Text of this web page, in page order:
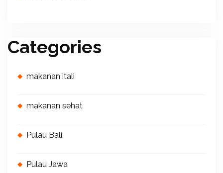
Categories
makanan itali
makanan sehat
Pulau Bali
Pulau Jawa